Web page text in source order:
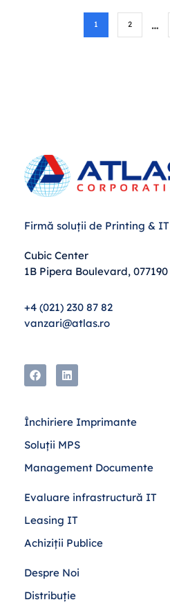
1 2 …
Firmă soluții de Printing & IT
Cubic Center
1B Pipera Boulevard, 077190
+4 (021) 230 87 82
vanzari@atlas.ro
Închiriere Imprimante
Soluții MPS
Management Documente
Evaluare infrastructură IT
Leasing IT
Achiziții Publice
Despre Noi
Distribuție